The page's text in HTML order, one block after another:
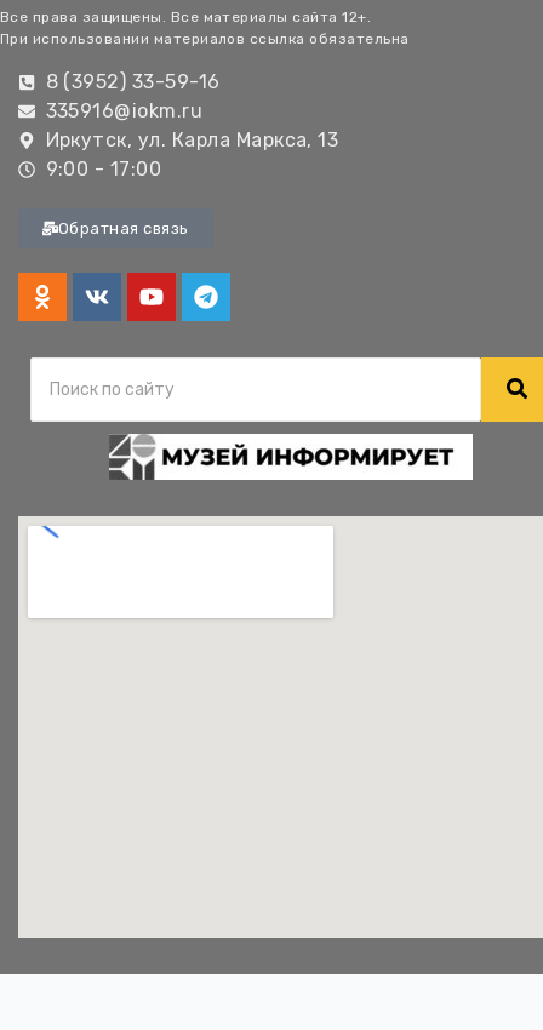
Все права защищены. Все материалы сайта 12+.
При использовании материалов ссылка обязательна
8 (3952) 33-59-16
335916@iokm.ru
Иркутск, ул. Карла Маркса, 13
9:00 - 17:00
Обратная связь